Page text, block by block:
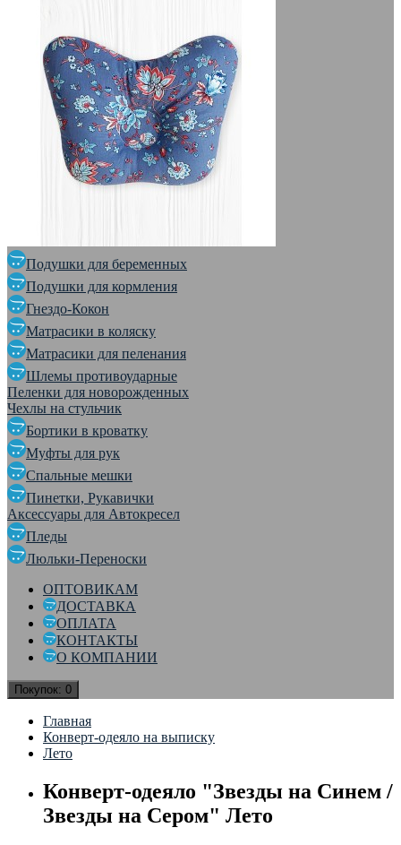
Подушки для беременных
Подушки для кормления
Гнездо-Кокон
Матрасики в коляску
Матрасики для пеленания
Шлемы противоударные
Пеленки для новорожденных
Чехлы на стульчик
Бортики в кроватку
Муфты для рук
Спальные мешки
Пинетки, Рукавички
Аксессуары для Автокресел
Пледы
Люльки-Переноски
ОПТОВИКАМ
ДОСТАВКА
ОПЛАТА
КОНТАКТЫ
О КОМПАНИИ
Покупок: 0
Главная
Конверт-одеяло на выписку
Лето
Конверт-одеяло "Звезды на Синем /
Звезды на Сером" Лето